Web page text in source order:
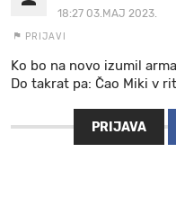
18:27 03.MAJ 2023.
PRIJAVI
Ko bo na novo izumil
Do takrat pa: Čao Miki v
PRIJAVA